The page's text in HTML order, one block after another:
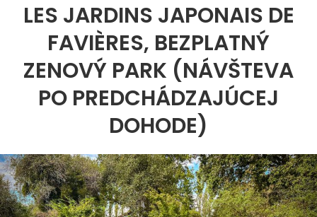
LES JARDINS JAPONAIS DE
FAVIÈRES, BEZPLATNÝ
ZENOVÝ PARK (NÁVŠTEVA
PO PREDCHÁDZAJÚCEJ
DOHODE)